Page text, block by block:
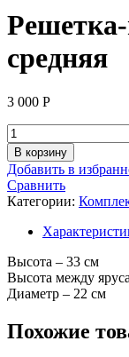
средняя
3 000 Р
Количество
товара
Решетка-
гриль
3-
х
ярусная
средняя
В корзину
Добавить в
Сравнить
Категории:
Высота – 33 см
Высота между
Диаметр – 22 см
Похожие